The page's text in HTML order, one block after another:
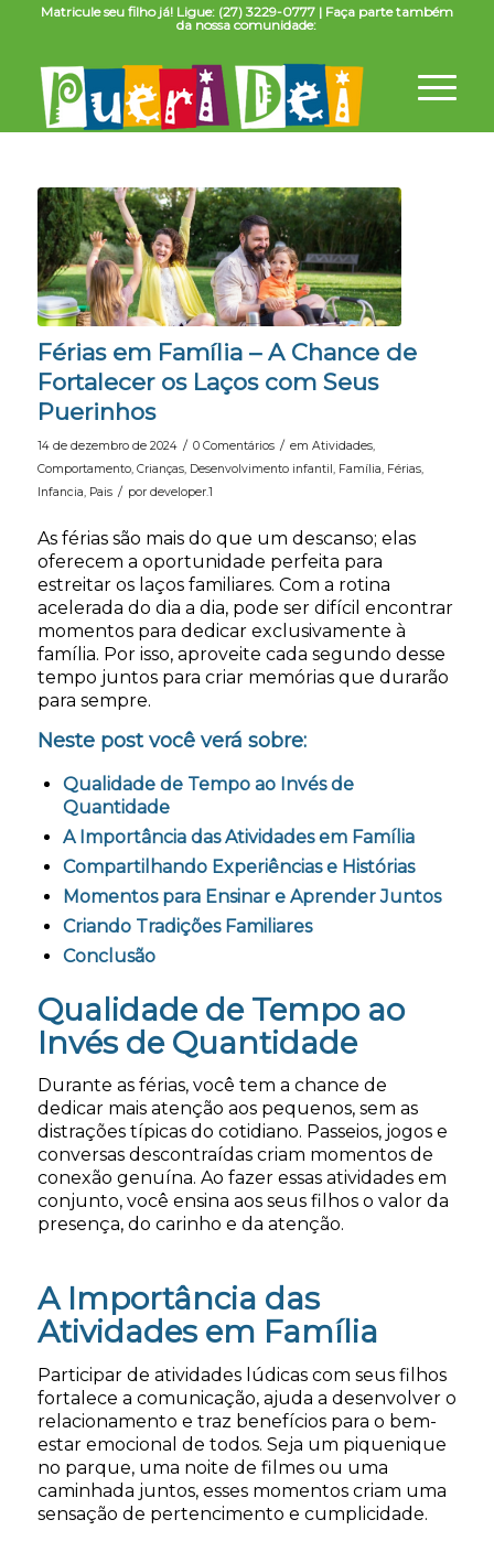
Matricule seu filho já! Ligue: (27) 3229-0777 | Faça parte também
da nossa comunidade:
Férias em Família – A Chance de
Fortalecer os Laços com Seus
Puerinhos
14 de dezembro de 2024 / 0 Comentários / em Atividades,
Comportamento, Crianças, Desenvolvimento infantil, Família, Férias,
Infancia, Pais / por developer.1
As férias são mais do que um descanso; elas
oferecem a oportunidade perfeita para
estreitar os laços familiares. Com a rotina
acelerada do dia a dia, pode ser difícil encontrar
momentos para dedicar exclusivamente à
família. Por isso, aproveite cada segundo desse
tempo juntos para criar memórias que durarão
para sempre.
Neste post você verá sobre:
Qualidade de Tempo ao Invés de
Quantidade
A Importância das Atividades em Família
Compartilhando Experiências e Histórias
Momentos para Ensinar e Aprender Juntos
Criando Tradições Familiares
Conclusão
Qualidade de Tempo ao
Invés de Quantidade
Durante as férias, você tem a chance de
dedicar mais atenção aos pequenos, sem as
distrações típicas do cotidiano. Passeios, jogos e
conversas descontraídas criam momentos de
conexão genuína. Ao fazer essas atividades em
conjunto, você ensina aos seus filhos o valor da
presença, do carinho e da atenção.
A Importância das
Atividades em Família
Participar de atividades lúdicas com seus filhos
fortalece a comunicação, ajuda a desenvolver o
relacionamento e traz benefícios para o bem-
estar emocional de todos. Seja um piquenique
no parque, uma noite de filmes ou uma
caminhada juntos, esses momentos criam uma
sensação de pertencimento e cumplicidade.